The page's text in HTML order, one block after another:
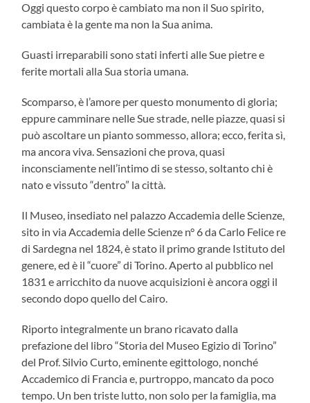
Oggi questo corpo è cambiato ma non il Suo spirito,
cambiata è la gente ma non la Sua anima.
Guasti irreparabili sono stati inferti alle Sue pietre e
ferite mortali alla Sua storia umana.
Scomparso, è l’amore per questo monumento di gloria;
eppure camminare nelle Sue strade, nelle piazze, quasi si
può ascoltare un pianto sommesso, allora; ecco, ferita sì,
ma ancora viva. Sensazioni che prova, quasi
inconsciamente nell’intimo di se stesso, soltanto chi è
nato e vissuto “dentro” la città.
Il Museo, insediato nel palazzo Accademia delle Scienze,
sito in via Accademia delle Scienze n° 6 da Carlo Felice re
di Sardegna nel 1824, è stato il primo grande Istituto del
genere, ed è il “cuore” di Torino. Aperto al pubblico nel
1831 e arricchito da nuove acquisizioni è ancora oggi il
secondo dopo quello del Cairo.
Riporto integralmente un brano ricavato dalla
prefazione del libro “Storia del Museo Egizio di Torino”
del Prof. Silvio Curto, eminente egittologo, nonché
Accademico di Francia e, purtroppo, mancato da poco
tempo. Un ben triste lutto, non solo per la famiglia, ma